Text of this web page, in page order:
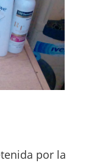
por la